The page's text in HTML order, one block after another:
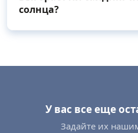
солнца?
У вас все еще
Задайте их